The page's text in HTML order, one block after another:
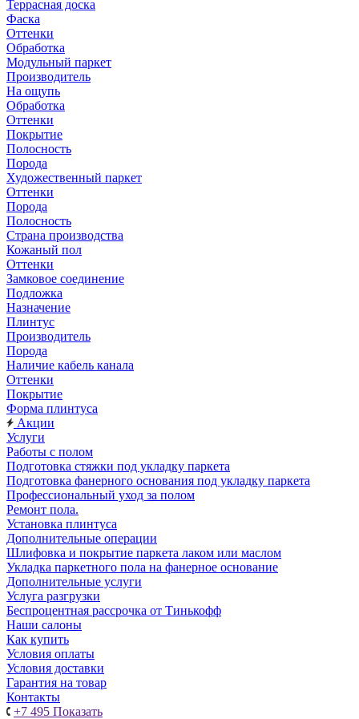
Террасная доска
Фаска
Оттенки
Обработка
Модульный паркет
Производитель
На ощупь
Обработка
Оттенки
Покрытие
Полосность
Порода
Художественный паркет
Оттенки
Порода
Полосность
Страна производства
Кожаный пол
Оттенки
Замковое соединение
Подложка
Назначение
Плинтус
Производитель
Порода
Наличие кабель канала
Оттенки
Покрытие
Форма плинтуса
Акции
Услуги
Работы с полом
Подготовка стяжки под укладку паркета
Подготовка фанерного основания под укладку паркета
Профессиональный уход за полом
Ремонт пола.
Установка плинтуса
Дополнительные операции
Шлифовка и покрытие паркета лаком или маслом
Укладка паркетного пола на фанерное основание
Дополнительные услуги
Услуга разгрузки
Беспроцентная рассрочка от Тинькофф
Наши салоны
Как купить
Условия оплаты
Условия доставки
Гарантия на товар
Контакты
+7 495 Показать